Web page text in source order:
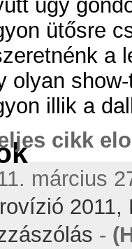
úgy
ütősre
a
olyan
illik a
cikk
március
2011,
-